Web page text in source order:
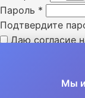
Пароль *
Подтвердите
Даю согласие
Я даю
Мы